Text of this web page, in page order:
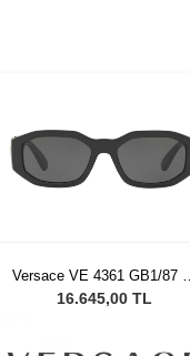
Versace VE 4361 GB1/87 53
Kadın Güneş Gözlüğü
16.645,00 TL